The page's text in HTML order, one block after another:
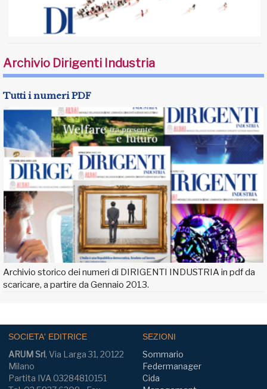
Archivio Dirigenti Industria
Tutti i numeri PDF
Archivio storico dei numeri di DIRIGENTI INDUSTRIA in pdf da
scaricare, a partire da Gennaio 2013.
SOCIETA' EDITRICE
ARUM Srl, Via Larga 31, 20122
Milano
Partita IVA 03284810151
SEZIONI
Sommario
Federmanager
Cida